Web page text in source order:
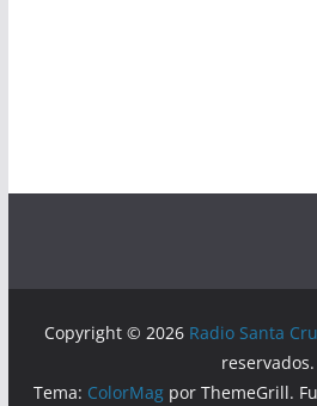
Copyright © 2026 Radio Santa
reservados.
Tema: ColorMag por ThemeGrill.